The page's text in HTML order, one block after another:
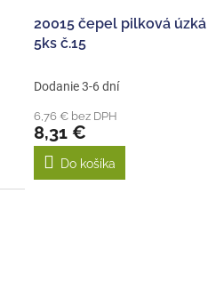
20015 čepel pilková úzká
5ks č.15
Dodanie 3-6 dní
6,76 € bez DPH
8,31 €
Do košíka